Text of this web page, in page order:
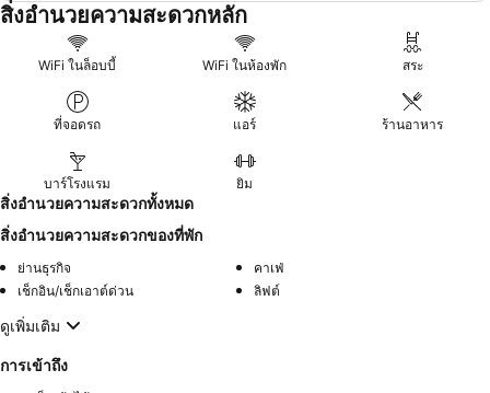
สิ่งอำนวยความสะดวกหลัก
WiFi ในล็อบบี้ WiFi ในห้องพัก สระ
ที่จอดรถ แอร์ ร้านอาหาร
บาร์โรงแรม ยิม
สิ่งอำนวยความสะดวกทั้งหมด
สิ่งอำนวยความสะดวกของที่พัก
ย่านธุรกิจ
คาเฟ่
เช็กอิน/เช็กเอาต์ด่วน
ลิฟต์
ดูเพิ่มเติม
การเข้าถึง